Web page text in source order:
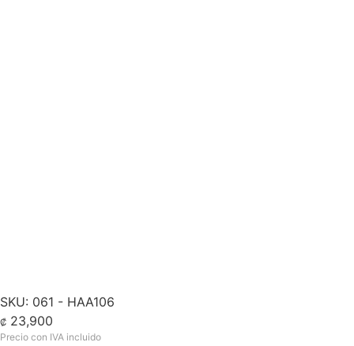
SKU: 061 - HAA106
₡ 23,900